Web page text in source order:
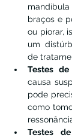
braços e
ou piorar,
um
de
Testes
causa
pode
como
Testes